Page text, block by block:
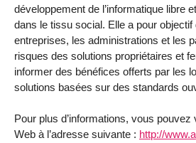
développement de l’informatique libre
dans le tissu social. Elle a pour
entreprises, les administrations et les
risques des solutions propriétaires et
informer des bénéfices offerts par les
solutions basées sur des standards
Pour plus d’informations, vous
Web à l’adresse suivante : http://